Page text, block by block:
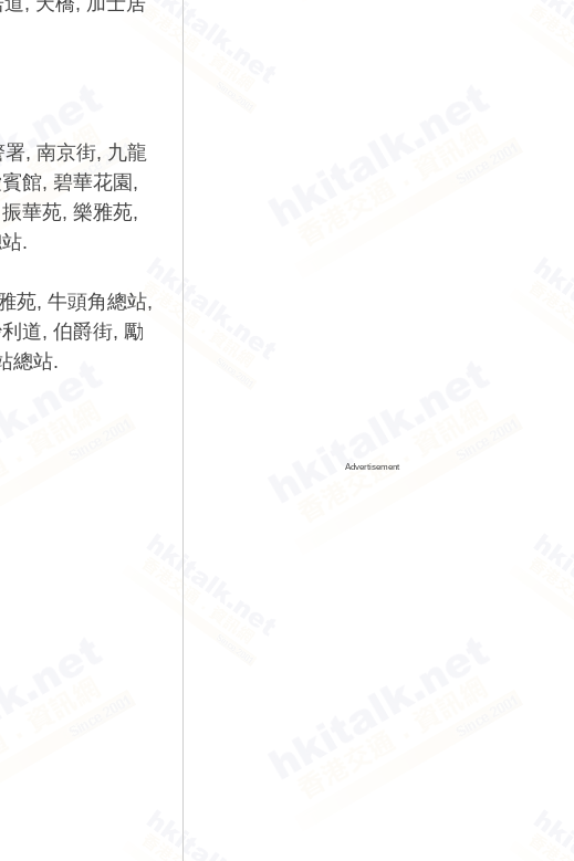
, 南京街, 九龍
館, 碧華花園,
華苑, 樂雅苑,
.
苑, 牛頭角總站,
道, 伯爵街, 勵
總站.
Advertisement